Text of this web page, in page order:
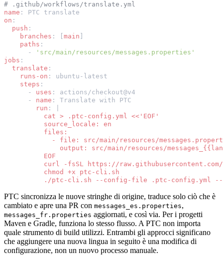
# .github/workflows/translate.yml
name :
PTC translate
on :
push :
branches : main
paths :
-
'src/main/resources/messages.properties'
jobs :
translate :
runs-on :
ubuntu-latest
steps :
-
uses :
actions/checkout@v4
-
name :
Translate with PTC
run :
cat > .ptc-config.yml <<'EOF'
source_locale: en
files:
- file: src/main/resources/
output: src/main/resources/
EOF
curl -fsSL https://
chmod +x ptc-cli.sh
./ptc-cli.sh --config-file .ptc-config.yml --
PTC sincronizza le nuove stringhe di origine, traduce solo ciò che è
cambiato e apre una PR con messages_es.properties,
messages_fr.properties aggiornati, e così via. Per i progetti
Maven e Gradle, funziona lo stesso flusso. A PTC non importa
quale strumento di build utilizzi. Entrambi gli approcci significano
che aggiungere una nuova lingua in seguito è una modifica di
configurazione, non un nuovo processo manuale.